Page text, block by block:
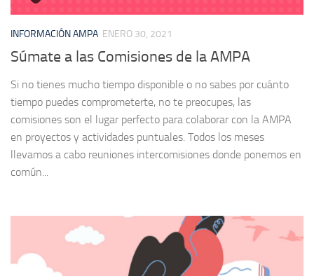
INFORMACIÓN AMPA ENERO 30, 2021
Súmate a las Comisiones de la AMPA
Si no tienes mucho tiempo disponible o no sabes por cuánto
tiempo puedes comprometerte, no te preocupes, las
comisiones son el lugar perfecto para colaborar con la AMPA
en proyectos y actividades puntuales. Todos los meses
llevamos a cabo reuniones intercomisiones donde ponemos en
común...